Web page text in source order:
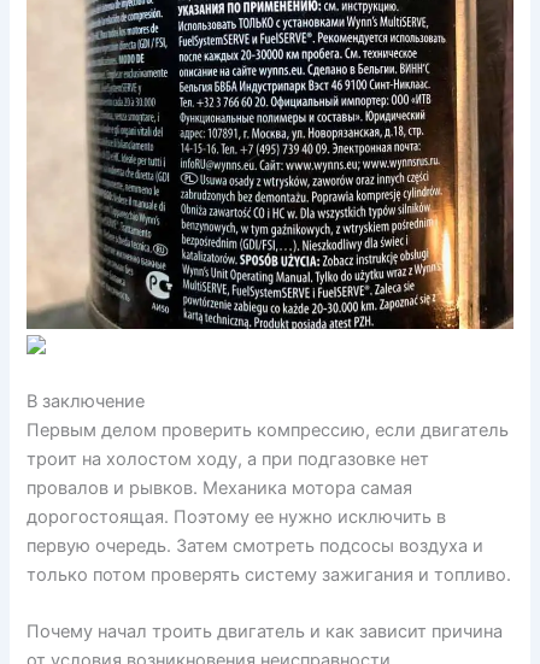
В заключение
Первым делом проверить компрессию, если двигатель
троит на холостом ходу, а при подгазовке нет
провалов и рывков. Механика мотора самая
дорогостоящая. Поэтому ее нужно исключить в
первую очередь. Затем смотреть подсосы воздуха и
только потом проверять систему зажигания и топливо.
Почему начал троить двигатель и как зависит причина